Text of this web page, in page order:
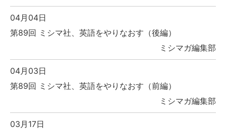
04月04日
第89回 ミシマ社、英語をやりなおす（後編）
ミシマガ編集部
04月03日
第89回 ミシマ社、英語をやりなおす（前編）
ミシマガ編集部
03月17日